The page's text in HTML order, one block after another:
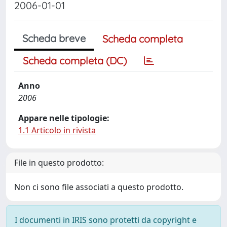
2006-01-01
Scheda breve
Scheda completa
Scheda completa (DC)
Anno
2006
Appare nelle tipologie:
1.1 Articolo in rivista
File in questo prodotto:
Non ci sono file associati a questo prodotto.
I documenti in IRIS sono protetti da copyright e